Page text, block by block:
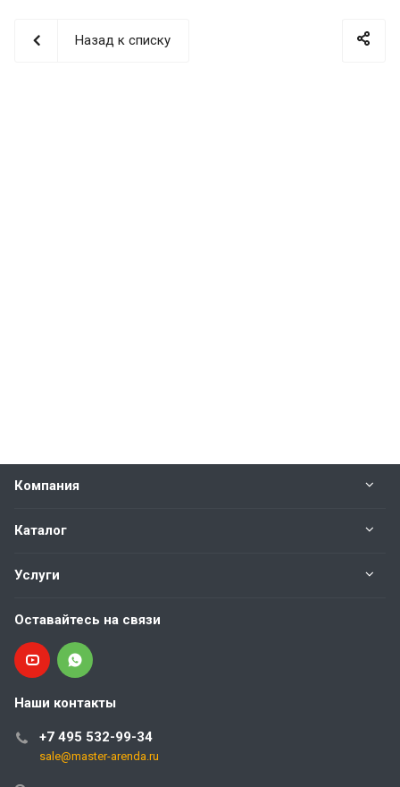
Назад к списку
Компания
Каталог
Услуги
Оставайтесь на связи
Наши контакты
+7 495 532-99-34
sale@master-arenda.ru